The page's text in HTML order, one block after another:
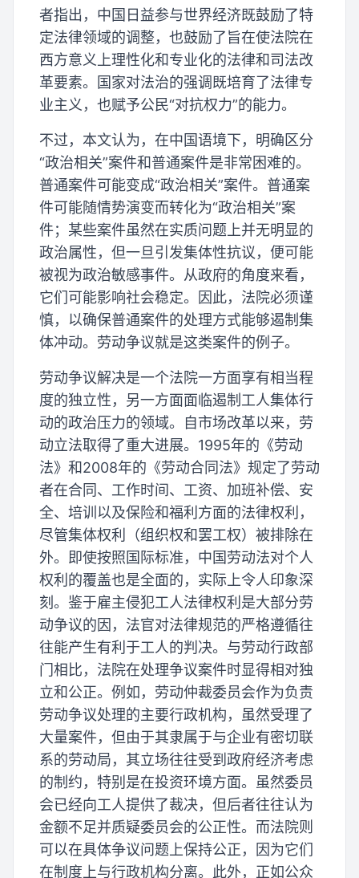
者指出，中国日益参与世界经济既鼓励了特
定法律领域的调整，也鼓励了旨在使法院在
西方意义上理性化和专业化的法律和司法改
革要素。国家对法治的强调既培育了法律专
业主义，也赋予公民“对抗权力”的能力。
不过，本文认为，在中国语境下，明确区分
“政治相关”案件和普通案件是非常困难的。
普通案件可能变成“政治相关”案件。普通案
件可能随情势演变而转化为“政治相关”案
件；某些案件虽然在实质问题上并无明显的
政治属性，但一旦引发集体性抗议，便可能
被视为政治敏感事件。从政府的角度来看，
它们可能影响社会稳定。因此，法院必须谨
慎，以确保普通案件的处理方式能够遏制集
体冲动。劳动争议就是这类案件的例子。
劳动争议解决是一个法院一方面享有相当程
度的独立性，另一方面面临遏制工人集体行
动的政治压力的领域。自市场改革以来，劳
动立法取得了重大进展。1995年的《劳动
法》和2008年的《劳动合同法》规定了劳动
者在合同、工作时间、工资、加班补偿、安
全、培训以及保险和福利方面的法律权利，
尽管集体权利（组织权和罢工权）被排除在
外。即使按照国际标准，中国劳动法对个人
权利的覆盖也是全面的，实际上令人印象深
刻。鉴于雇主侵犯工人法律权利是大部分劳
动争议的因，法官对法律规范的严格遵循往
往能产生有利于工人的判决。与劳动行政部
门相比，法院在处理争议案件时显得相对独
立和公正。例如，劳动仲裁委员会作为负责
劳动争议处理的主要行政机构，虽然受理了
大量案件，但由于其隶属于与企业有密切联
系的劳动局，其立场往往受到政府经济考虑
的制约，特别是在投资环境方面。虽然委员
会已经向工人提供了裁决，但后者往往认为
金额不足并质疑委员会的公正性。而法院则
可以在具体争议问题上保持公正，因为它们
在制度上与行政机构分离。此外，正如公众